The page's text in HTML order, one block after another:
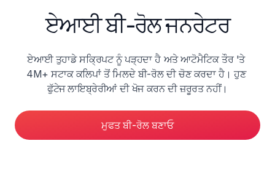
ਏਆਈ ਬੀ-ਰੋਲ ਜਨਰੇਟਰ
ਏਆਈ ਤੁਹਾਡੇ ਸਕ੍ਰਿਪਟ ਨੂੰ ਪੜ੍ਹਦਾ ਹੈ ਅਤੇ ਆਟੋਮੈਟਿਕ ਤੌਰ 'ਤੇ
4M+ ਸਟਾਕ ਕਲਿਪਾਂ ਤੋਂ ਮਿਲਦੇ ਬੀ-ਰੋਲ ਦੀ ਚੋਣ ਕਰਦਾ ਹੈ। ਹੁਣ
ਫੁੱਟੇਜ ਲਾਇਬ੍ਰੇਰੀਆਂ ਦੀ ਖੋਜ ਕਰਨ ਦੀ ਜ਼ਰੂਰਤ ਨਹੀਂ।
ਮੁਫਤ ਬੀ-ਰੋਲ ਬਣਾਓ